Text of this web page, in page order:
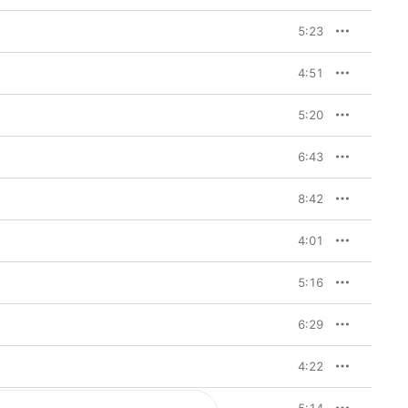
5:23
4:51
5:20
6:43
8:42
4:01
5:16
6:29
4:22